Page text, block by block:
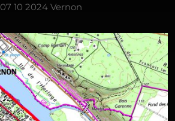
07 10 2024 Vernon